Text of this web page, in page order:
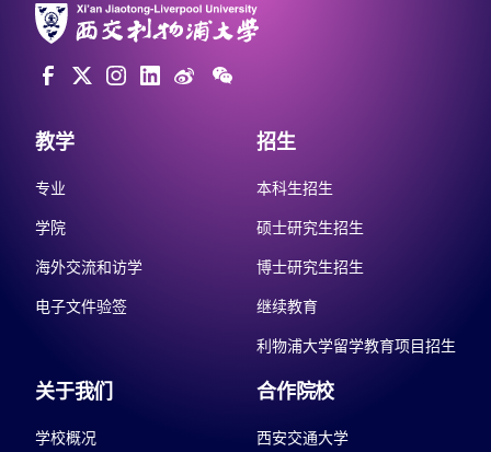
教学
专业
学院
海外交流和访学
电子文件验签
招生
本科生招生
硕士研究生招生
博士研究生招生
继续教育
利物浦大学留学教育项目招生
关于我们
学校概况
合作院校
西安交通大学